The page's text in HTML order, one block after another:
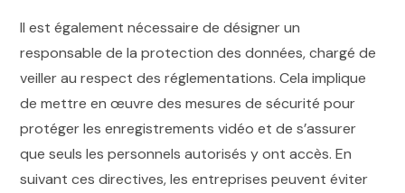
Il est également nécessaire de désigner un
responsable de la protection des données, chargé de
veiller au respect des réglementations. Cela implique
de mettre en œuvre des mesures de sécurité pour
protéger les enregistrements vidéo et de s’assurer
que seuls les personnels autorisés y ont accès. En
suivant ces directives, les entreprises peuvent éviter